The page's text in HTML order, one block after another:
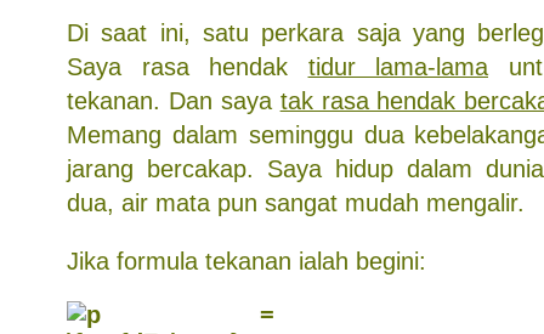
Di saat ini, satu perkara saja yang
Saya rasa hendak tidur lama-lama
tekanan. Dan saya tak rasa hendak
Memang dalam seminggu dua
jarang bercakap. Saya hidup dalam
dua, air mata pun sangat mudah mengalir.
Jika formula tekanan ialah begini: